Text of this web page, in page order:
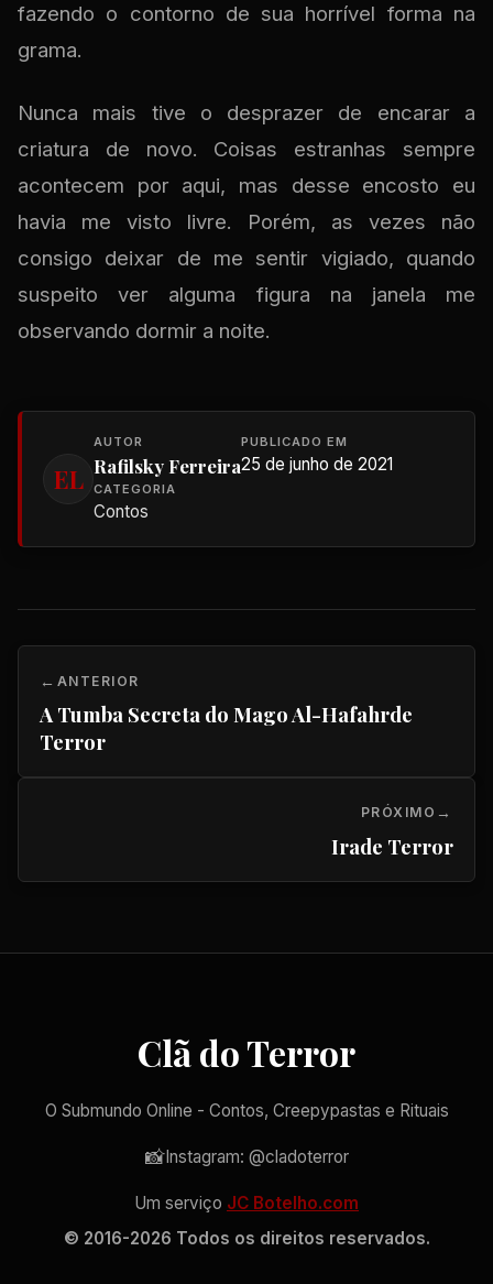
fazendo o contorno de sua horrível forma na
grama.
Nunca mais tive o desprazer de encarar a
criatura de novo. Coisas estranhas sempre
acontecem por aqui, mas desse encosto eu
havia me visto livre. Porém, as vezes não
consigo deixar de me sentir vigiado, quando
suspeito ver alguma figura na janela me
observando dormir a noite.
EL
AUTOR
Rafilsky Ferreira
PUBLICADO EM
25 de junho de 2021
CATEGORIA
Contos
ANTERIOR
A Tumba Secreta do Mago Al-Hafahrde
Terror
PRÓXIMO
Irade Terror
Clã do Terror
O Submundo Online - Contos, Creepypastas e Rituais
📸Instagram: @cladoterror
Um serviço JC Botelho.com
© 2016-2026 Todos os direitos reservados.